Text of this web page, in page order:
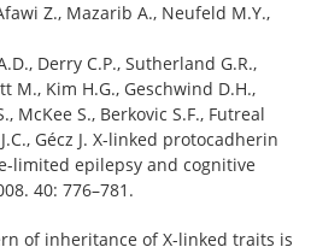
Z., Mazarib A., Neufeld M.Y.,
Derry C.P., Sutherland G.R.,
M., Kim H.G., Geschwind D.H.,
McKee S., Berkovic S.F., Futreal
Gécz J. X-linked protocadherin
limited epilepsy and cognitive
40: 776–781.
of inheritance of X-linked traits is